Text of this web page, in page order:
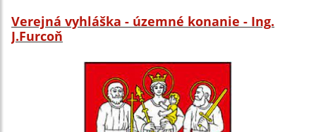
Verejná vyhláška - územné konanie - Ing.
J.Furcoň